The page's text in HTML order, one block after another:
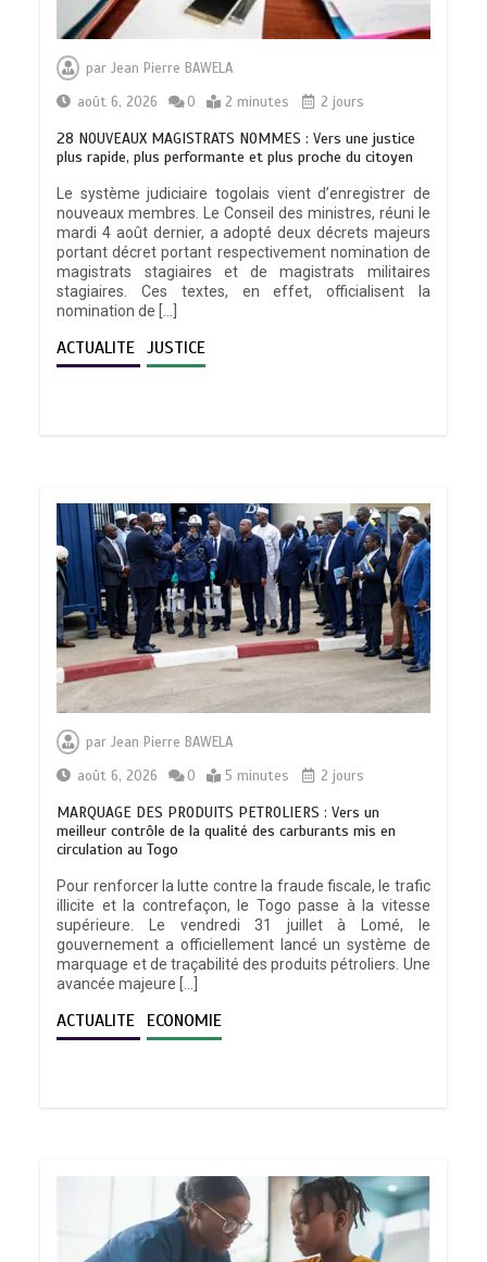
parJean Pierre BAWELA
août 6, 2026
0 2 minutes 2 jours
28 NOUVEAUX MAGISTRATS NOMMES : Vers une justice
plus rapide, plus performante et plus proche du citoyen
Le système judiciaire togolais vient d’enregistrer de
nouveaux membres. Le Conseil des ministres, réuni le
mardi 4 août dernier, a adopté deux décrets majeurs
portant décret portant respectivement nomination de
magistrats stagiaires et de magistrats militaires
stagiaires. Ces textes, en effet, officialisent la
nomination de […]
ACTUALITE JUSTICE
parJean Pierre BAWELA
août 6, 2026
0 5 minutes 2 jours
MARQUAGE DES PRODUITS PETROLIERS : Vers un
meilleur contrôle de la qualité des carburants mis en
circulation au Togo
Pour renforcer la lutte contre la fraude fiscale, le trafic
illicite et la contrefaçon, le Togo passe à la vitesse
supérieure. Le vendredi 31 juillet à Lomé, le
gouvernement a officiellement lancé un système de
marquage et de traçabilité des produits pétroliers. Une
avancée majeure […]
ACTUALITE ECONOMIE